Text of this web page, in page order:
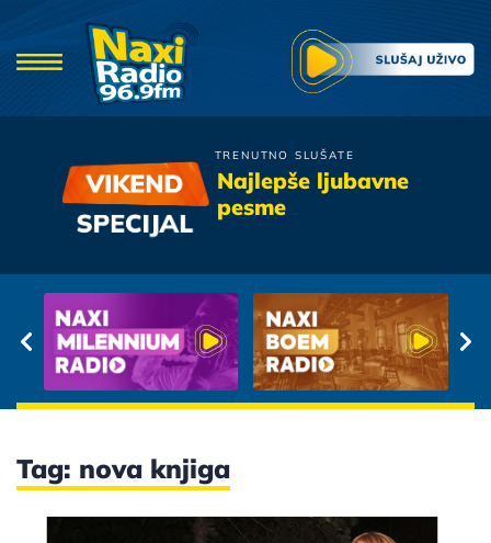
TRENUTNO SLUŠATE
Najlepše ljubavne
pesme
Parni Valjak
Tag: nova knjiga